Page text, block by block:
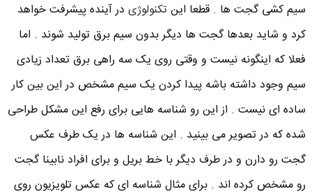
سیم کشی گجت ها . قطعا اینتکنولوژی در آینده پیشرفت خواهد
کرد و شاید بعدها گجت ها دیگر بدون سیم برق تولید شوند . اما
فعلا که اینگونه نیست و وقتی روی یک سه راهی برق تعداد زیادی
سیم وجود داشته باشه پیدا کردن یک سیم مشخص در این بین کار
ساده ای نیست . از این رو شناسه هایی برای رفع این مشکل طراحی
شده که در تصویر می بینید . این شناسه ها در یک طرف عکس
گجت رو دارن و در طرف دیگر با خط بریل و برای افراد نابینا گجت
رو مشخص کرده اند . برای مثال شناسه ای که عکس تلویزیون روی